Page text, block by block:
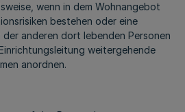
wenn in dem Wohnangebot
bestehen oder eine
anderen dort lebenden Personen
weitergehende
anordnen.